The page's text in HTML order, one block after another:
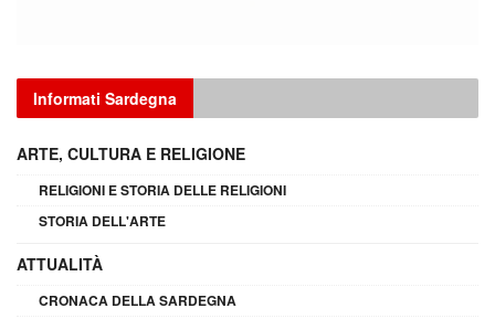
Informati Sardegna
ARTE, CULTURA E RELIGIONE
RELIGIONI E STORIA DELLE RELIGIONI
STORIA DELL'ARTE
ATTUALITÀ
CRONACA DELLA SARDEGNA